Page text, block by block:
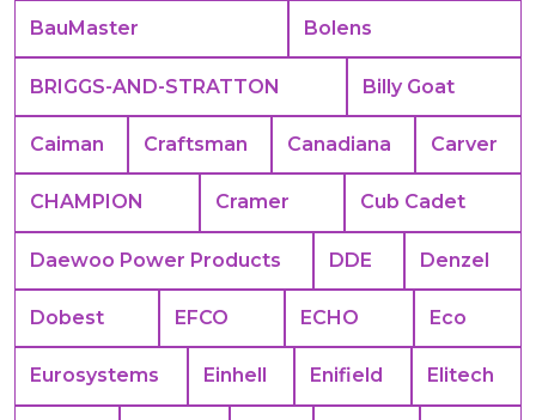
BauMaster Bolens
BRIGGS-AND-STRATTON Billy Goat
Caiman Craftsman Canadiana Carver
CHAMPION Cramer Cub Cadet
Daewoo Power Products DDE Denzel
Dobest EFCO ECHO Eco
Eurosystems Einhell Enifield Elitech